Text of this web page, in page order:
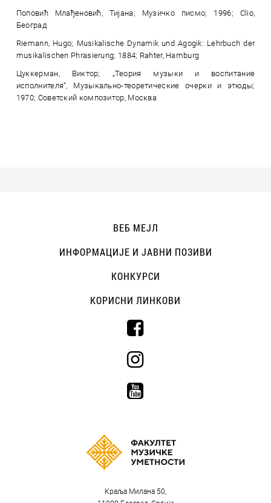
Поповић Млађеновић, Тијана; Музичко писмо; 1996; Clio,
Београд
Riemann, Hugo; Musikalische Dynamik und Agogik: Lehrbuch der
musikalischen Phrasierung; 1884; Rahter, Hamburg
Цуккерман, Виктор; „Теория музыки и воспитание
исполнителя“, Музыкально-теоретические очерки и этюды;
1970; Советский композитор, Москва
Краља Милана 50,
ВЕБ МЕЈЛ
ИНФОРМАЦИЈЕ И ЈАВНИ ПОЗИВИ
КОНКУРСИ
КОРИСНИ ЛИНКОВИ